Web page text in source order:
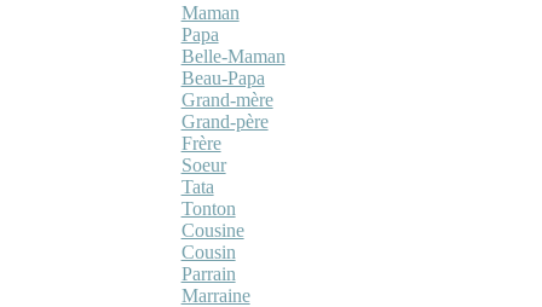
Maman
Papa
Belle-Maman
Beau-Papa
Grand-mère
Grand-père
Frère
Soeur
Tata
Tonton
Cousine
Cousin
Parrain
Marraine